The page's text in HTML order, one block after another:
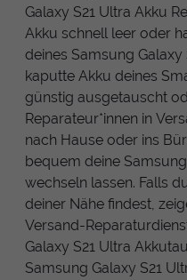
Galaxy S21 Ultra Akku
Akku schnell leer oder
deines Samsung
kaputte Akku deines
günstig ausgetauscht
Reparateur*innen in
nach Hause oder ins
bequem deine
wechseln lassen. Falls
deiner Nähe findest,
Versand-
Galaxy S21 Ultra
Samsung Galaxy S21